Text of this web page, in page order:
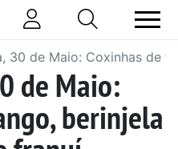
30 de Maio: Coxinhas de
de Maio:
berinjela